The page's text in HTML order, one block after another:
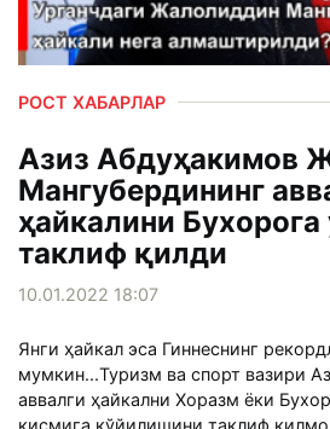
РОСТ ХАБАРЛАР
Азиз Абдуҳакимов
Мангубердининг
ҳайкалини
таклиф қилди
10.01.2022 18:07
Янги ҳайкал эса Гиннеснинг
мумкин...Туризм ва спорт вазири
аввалги ҳайкални Хоразм ёки